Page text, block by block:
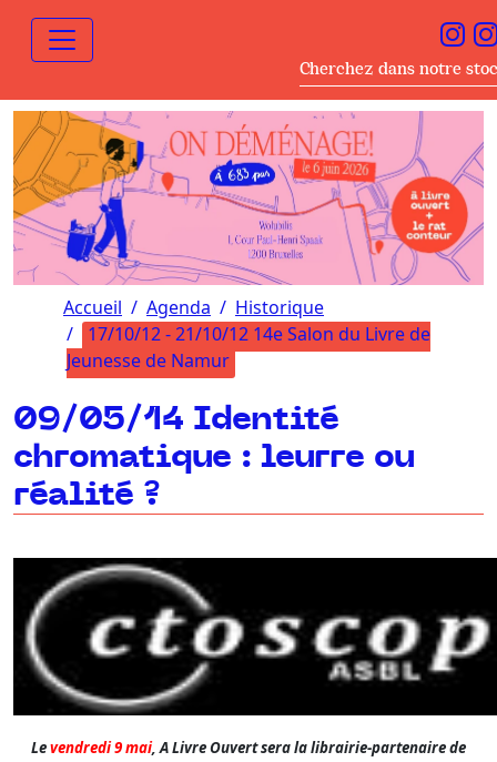
Cherchez dans notre
Accueil Agenda
Historique
17/10/12 - 21/10/12 14e Salon du Livre de
Jeunesse de Namur
09/05/14 Identité
chromatique : leurre ou
réalité ?
Levendredi 9 mai, A Livre Ouvert sera la librairie-partenaire de